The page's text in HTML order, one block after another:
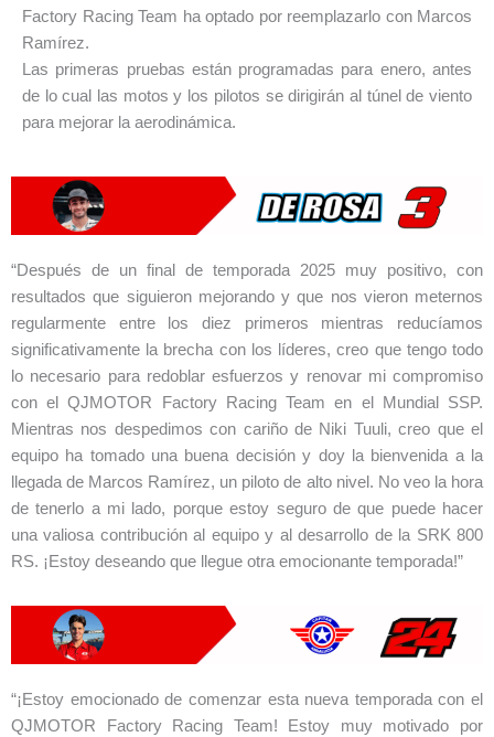
Factory Racing Team ha optado por reemplazarlo con Marcos
Ramírez.
Las primeras pruebas están programadas para enero, antes
de lo cual las motos y los pilotos se dirigirán al túnel de viento
para mejorar la aerodinámica.
“Después de un final de temporada 2025 muy positivo, con
resultados que siguieron mejorando y que nos vieron meternos
regularmente entre los diez primeros mientras reducíamos
significativamente la brecha con los líderes, creo que tengo todo
lo necesario para redoblar esfuerzos y renovar mi compromiso
con el QJMOTOR Factory Racing Team en el Mundial SSP.
Mientras nos despedimos con cariño de Niki Tuuli, creo que el
equipo ha tomado una buena decisión y doy la bienvenida a la
llegada de Marcos Ramírez, un piloto de alto nivel. No veo la hora
de tenerlo a mi lado, porque estoy seguro de que puede hacer
una valiosa contribución al equipo y al desarrollo de la SRK 800
RS. ¡Estoy deseando que llegue otra emocionante temporada!”
“¡Estoy emocionado de comenzar esta nueva temporada con el
QJMOTOR Factory Racing Team! Estoy muy motivado por